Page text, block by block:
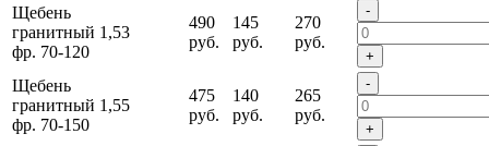
Щебень
гранитный
фр. 70-120
1,53
490
руб.
145
руб.
270
руб.
-
+
Щебень
гранитный
фр. 70-150
1,55
475
руб.
140
руб.
265
руб.
-
+